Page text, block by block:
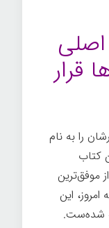
را به نام
کتاب
موفق‌ترین
این
شده‌ست.